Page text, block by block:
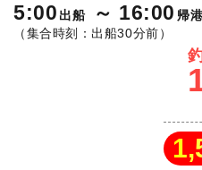
5:00 出船 16:00 帰港
（集合時刻：出船30分前）